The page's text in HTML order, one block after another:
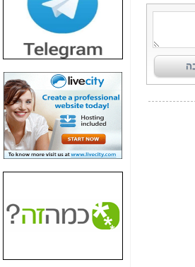
חשיפת מה שלא
רוצים שתדעו בעניין
פריסת אנלימיטד
(בניחוח בלתי נסבל) -
כאן
חשיפה: איוב קרא
אישר לקבוצת סלקום
בדיוק מה שביבי אישר
כאן
האם השר איוב קרא
היה צריך בכלל לחתום
על האישור, שנתן
האם ביבי וקרא קבלו
בכלל תמורה עבור